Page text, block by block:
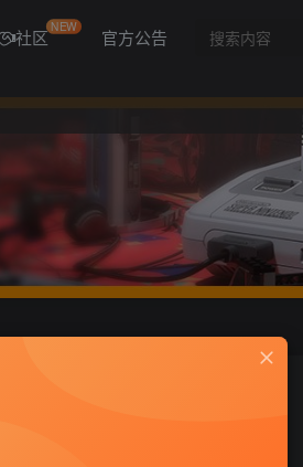
社区NEW 官方公告